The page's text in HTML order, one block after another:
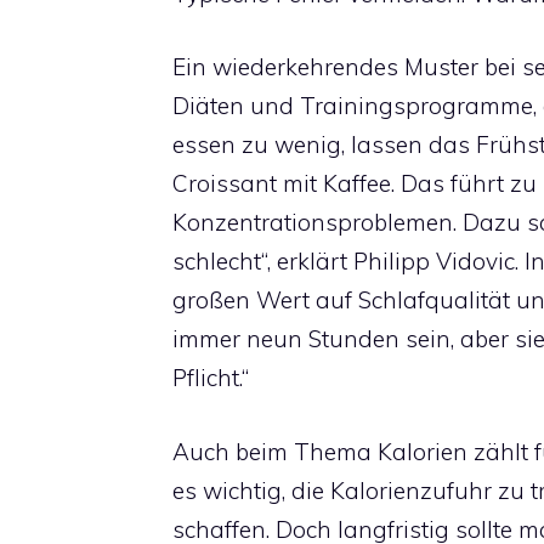
Ein wiederkehrendes Muster bei
Diäten und Trainingsprogramme,
essen zu wenig, lassen das
Croissant mit Kaffee. Das führt
Konzentrationsproblemen. Dazu
schlecht“, erklärt Philipp Vidovic.
großen Wert auf Schlafqualität
immer neun Stunden sein, aber
Pflicht.“
Auch beim Thema Kalorien zählt
es wichtig, die Kalorienzufuhr zu
schaffen. Doch langfristig sollte